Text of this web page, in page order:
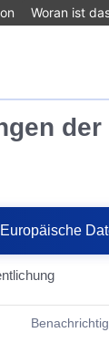
Woran ist
der
Europäische